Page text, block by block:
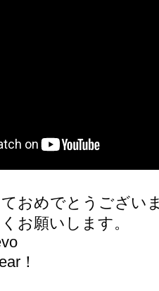
おめでとうござい
お願いします。
！